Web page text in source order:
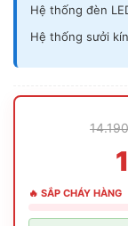
Hệ thống đèn
Hệ thống sưởi
🔥 SẮP CHÁY HÀNG